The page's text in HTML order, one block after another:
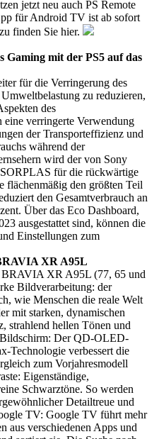
jetzt neu auch PS Remote
für Android TV ist ab sofort
finden Sie hier.
Gaming mit der PS5 auf das
für die Verringerung des
zu reduzieren,
des
verringerte Verwendung
der Transporteffizienz und
während der
wird der von Sony
für die rückwärtige
flächenmäßig den größten Teil
den Gesamtverbrauch an
Über das Eco Dashboard,
ausgestattet sind, können die
Einstellungen zum
XR A95L
XR A95L (77, 65 und
Bildverarbeitung: der
wie Menschen die reale Welt
mit starken, dynamischen
strahlend hellen Tönen und
Der QD-OLED-
Technologie verbessert die
zum Vorjahresmodell
Eigenständige,
Schwarztöne. So werden
Detailtreue und
TV: Google TV führt mehr
aus verschiedenen Apps und